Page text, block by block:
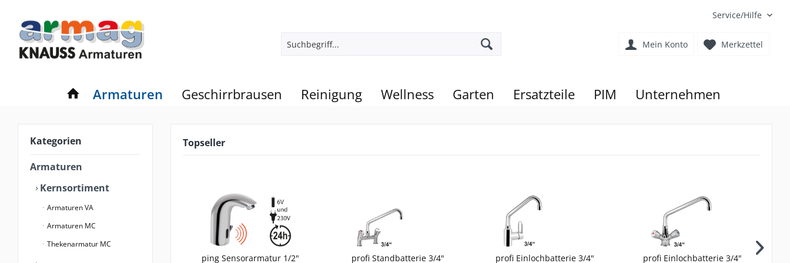
Service/Hilfe
Merkzettel
Mein Konto
Armaturen Geschirrbrausen Reinigung Wellness Garten Ersatzteile PIM Unternehmen
Kategorien
Armaturen
Kernsortiment
Armaturen VA
Armaturen MC
Thekenarmatur MC
Topseller
ping Sensorarmatur 1/2" profi Standbatterie 3/4" profi Einlochbatterie 3/4" profi Einlochbatterie 3/4"